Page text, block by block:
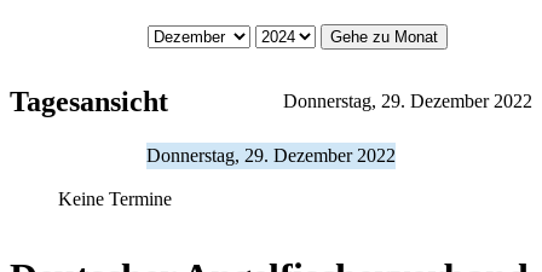
Gehe zu Monat
Tagesansicht Donnerstag, 29. Dezember 2022
Donnerstag, 29. Dezember 2022
Keine Termine